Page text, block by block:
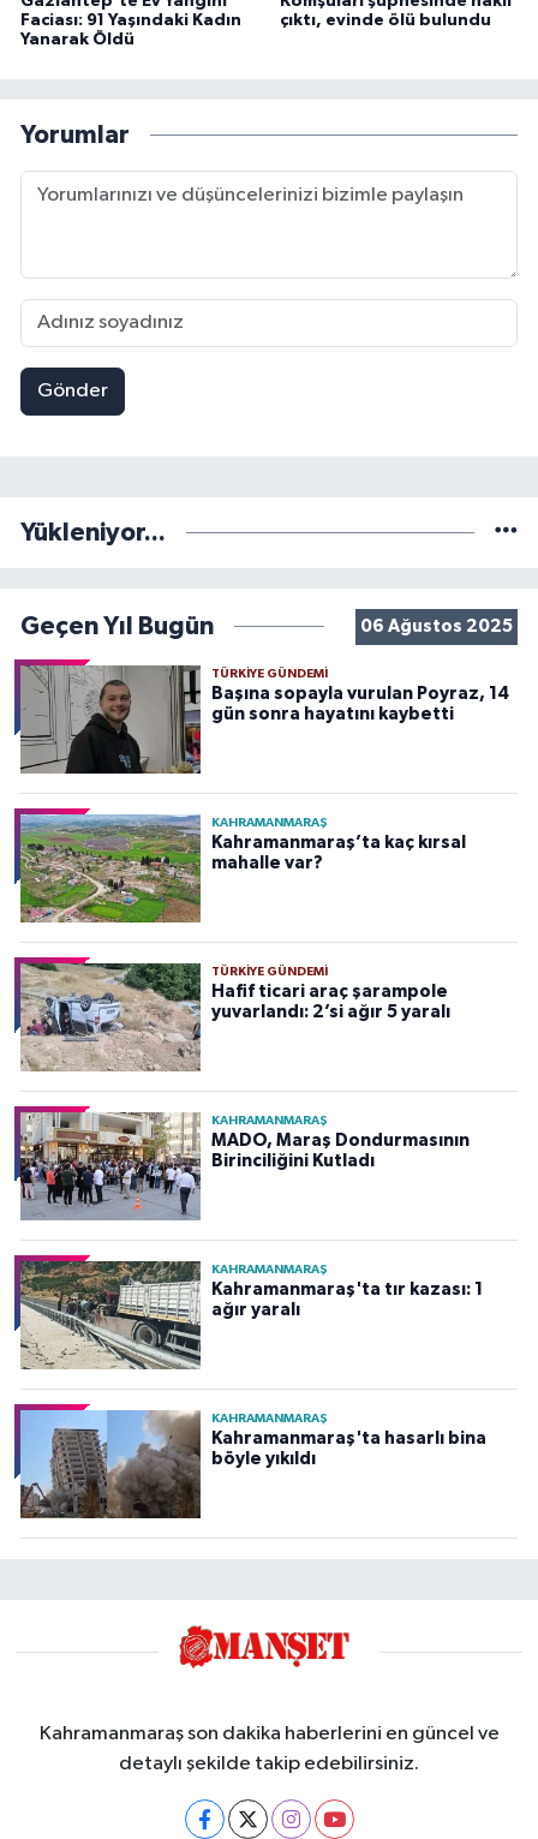
Faciası: 91 Yaşındaki Kadın
Yanarak Öldü
çıktı, evinde ölü bulundu
Yorumlar
Gönder
Yükleniyor...
Geçen Yıl Bugün 06 Ağustos 2025
TÜRKIYE GÜNDEMI
Başına sopayla vurulan Poyraz, 14
gün sonra hayatını kaybetti
KAHRAMANMARAŞ
Kahramanmaraş’ta kaç kırsal
mahalle var?
TÜRKIYE GÜNDEMI
Hafif ticari araç şarampole
yuvarlandı: 2’si ağır 5 yaralı
KAHRAMANMARAŞ
MADO, Maraş Dondurmasının
Birinciliğini Kutladı
KAHRAMANMARAŞ
Kahramanmaraş'ta tır kazası: 1
ağır yaralı
KAHRAMANMARAŞ
Kahramanmaraş'ta hasarlı bina
böyle yıkıldı
Kahramanmaraş son dakika haberlerini en güncel ve
detaylı şekilde takip edebilirsiniz.